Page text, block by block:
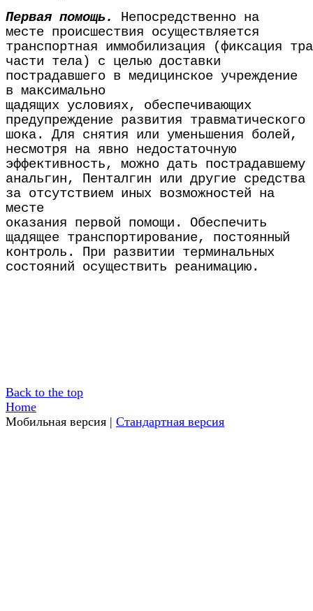
Первая помощь.
Непосредственно на
месте происшествия осуществляется
транспортная иммобилизация (фиксация
части тела) с целью доставки
пострадавшего в медицинское учреждение
в максимально
щадящих условиях, обеспечивающих
предупреждение развития травматического
шока. Для снятия или уменьшения болей,
несмотря на явно недостаточную
эффективность, можно дать пострадавшему
анальгин, Пенталгин или другие средства
за отсутствием иных возможностей на
месте
оказания первой помощи. Обеспечить
щадящее транспортирование, постоянный
контроль. При развитии терминальных
состояний осуществить реанимацию.
Back to the top
Home
Мобильная версия | Стандартная версия